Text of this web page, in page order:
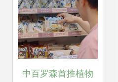
中百罗森首推植物